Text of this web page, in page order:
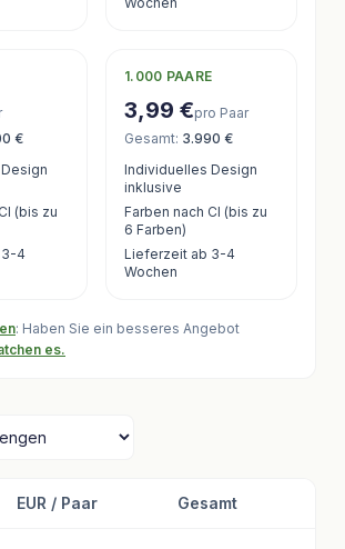
€
(bis zu
3-4
1.000 PAARE
3,99 €pro Paar
Gesamt: 3.990 €
Individuelles Design
inklusive
Farben nach CI (bis zu
6 Farben)
Lieferzeit ab 3-4
Wochen
: Haben Sie ein besseres Angebot
es.
EUR / Paar Gesamt